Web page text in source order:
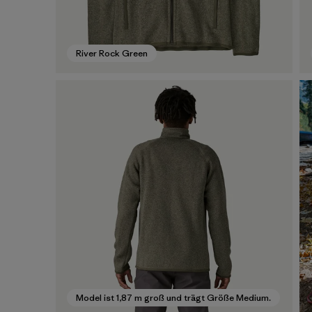
River Rock Green
Model ist 1,87 m groß und trägt Größe Medium.